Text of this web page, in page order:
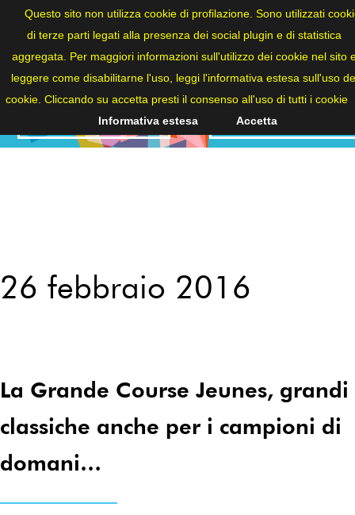
ITA
NEWS 2016
26 febbraio 2016
La Grande Course Jeunes, grandi
classiche anche per i campioni di
domani…
Questo sito non utilizza cookie di profilazione. Sono utilizzati
di terze parti legati alla presenza dei social plugin e di statistica
aggregata. Per maggiori informazioni sull'utilizzo dei cookie nel sito
leggere come disabilitarne l'uso, leggi l'informativa estesa sull'uso
cookie. Cliccando su accetta presti il consenso all'uso di tutti i cookie
Informativa estesa
Accetta